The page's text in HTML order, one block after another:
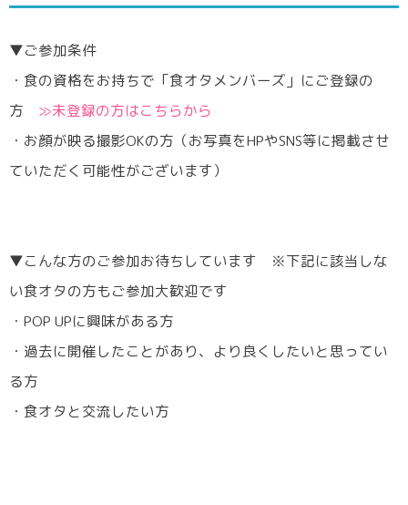
▼ご参加条件
・食の資格をお持ちで「食オタメンバーズ」にご登録の
方 ≫未登録の方はこちらから
・お顔が映る撮影OKの方（お写真をHPやSNS等に掲載させ
ていただく可能性がございます）
▼こんな方のご参加お待ちしています ※下記に該当しな
い食オタの方もご参加大歓迎です
・POP UPに興味がある方
・過去に開催したことがあり、より良くしたいと思ってい
る方
・食オタと交流したい方